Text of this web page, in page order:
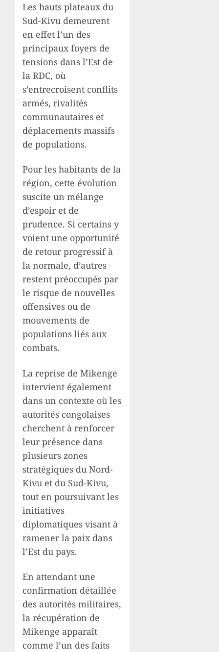
Les hauts plateaux du
Sud-Kivu demeurent
en effet l’un des
principaux foyers de
tensions dans l’Est de
la RDC, où
s’entrecroisent conflits
armés, rivalités
communautaires et
déplacements massifs
de populations.
Pour les habitants de la
région, cette évolution
suscite un mélange
d’espoir et de
prudence. Si certains y
voient une opportunité
de retour progressif à
la normale, d’autres
restent préoccupés par
le risque de nouvelles
offensives ou de
mouvements de
populations liés aux
combats.
La reprise de Mikenge
intervient également
dans un contexte où les
autorités congolaises
cherchent à renforcer
leur présence dans
plusieurs zones
stratégiques du Nord-
Kivu et du Sud-Kivu,
tout en poursuivant les
initiatives
diplomatiques visant à
ramener la paix dans
l’Est du pays.
En attendant une
confirmation détaillée
des autorités militaires,
la récupération de
Mikenge apparaît
comme l’un des faits